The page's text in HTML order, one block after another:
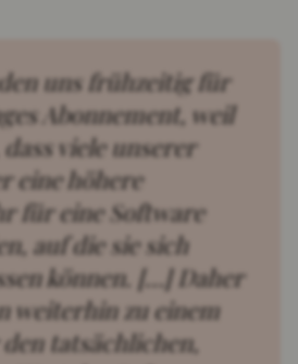
Abonnement, weil
viele unserer
eine höhere
für eine Software
auf die sie sich
können. […] Daher
weiterhin zu einem
tatsächlichen,